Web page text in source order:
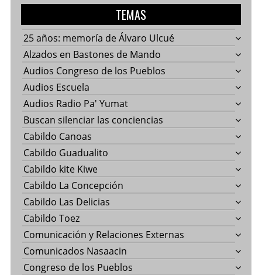
TEMAS
25 años: memoría de Álvaro Ulcué
Alzados en Bastones de Mando
Audios Congreso de los Pueblos
Audios Escuela
Audios Radio Pa' Yumat
Buscan silenciar las conciencias
Cabildo Canoas
Cabildo Guadualito
Cabildo kite Kiwe
Cabildo La Concepción
Cabildo Las Delicias
Cabildo Toez
Comunicación y Relaciones Externas
Comunicados Nasaacin
Congreso de los Pueblos